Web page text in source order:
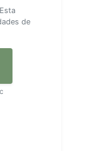
de